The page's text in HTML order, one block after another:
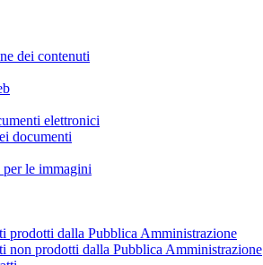
dei contenuti
elettronici
documenti
le immagini
prodotti dalla Pubblica Amministrazione
non prodotti dalla Pubblica Amministrazione